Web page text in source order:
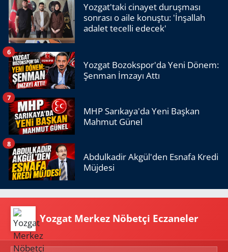
Yozgat'taki cinayet duruşması
sonrası o aile konuştu: 'İnşallah
adalet tecelli edecek'
Yozgat Bozokspor'da Yeni Dönem:
Şenman İmzayı Attı
6
MHP Sarıkaya'da Yeni Başkan
Mahmut Günel
7
Abdulkadir Akgül'den Esnafa Kredi
Müjdesi
8
Yozgat Merkez Nöbetçi Eczaneler